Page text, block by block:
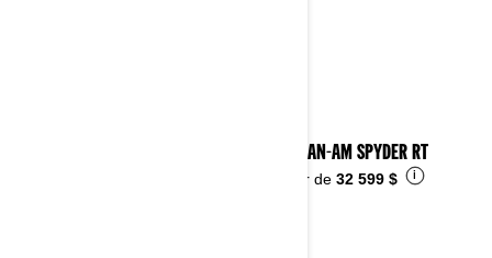
2025 CAN-AM SPYDER RT
À partir de 32 599 $ i